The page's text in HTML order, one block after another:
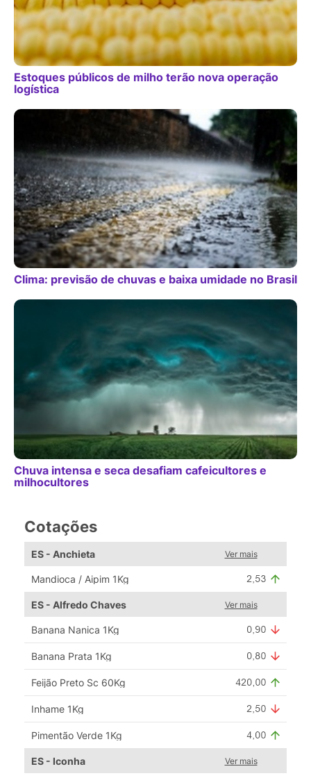
Estoques públicos de milho terão nova operação
logística
Clima: previsão de chuvas e baixa umidade no Brasil
Chuva intensa e seca desafiam cafeicultores e
milhocultores
Cotações
ES - Anchieta Ver mais
Mandioca / Aipim 1Kg
ES - Alfredo Chaves Ver mais
Banana Nanica 1Kg
Banana Prata 1Kg
Feijão Preto Sc 60Kg
Inhame 1Kg
Pimentão Verde 1Kg
ES - Iconha Ver mais